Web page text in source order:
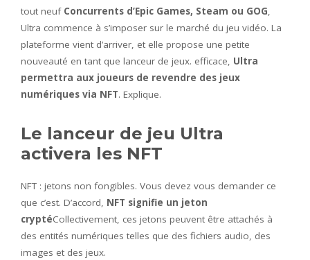
tout neufConcurrents d’Epic Games, Steam ou GOG,
Ultra commence à s’imposer sur le marché du jeu vidéo. La
plateforme vient d’arriver, et elle propose une petite
nouveauté en tant que lanceur de jeux. efficace, Ultra
permettra aux joueurs de revendre des jeux
numériques via NFT. Explique.
Le lanceur de jeu Ultra
activera les NFT
NFT : jetons non fongibles. Vous devez vous demander ce
que c’est. D’accord, NFT signifie un jeton
cryptéCollectivement, ces jetons peuvent être attachés à
des entités numériques telles que des fichiers audio, des
images et des jeux.